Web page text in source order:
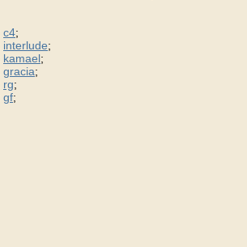
c4;
interlude;
kamael;
gracia;
rg;
gf;